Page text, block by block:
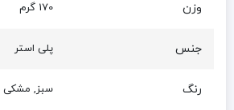
وزن 170 گرم
جنس پلی استر
رنگ سبز, مشکی